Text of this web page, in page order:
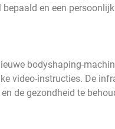
en een persoonlijk
bodyshaping-
video-instructies. De
de gezondheid te